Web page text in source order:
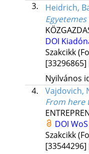
3.
Heidrich,
DOI
Szakcikk
[33296865]
Nyilvános
4.
Vajdovich,
From here
DOI WoS
Szakcikk
[33544296]